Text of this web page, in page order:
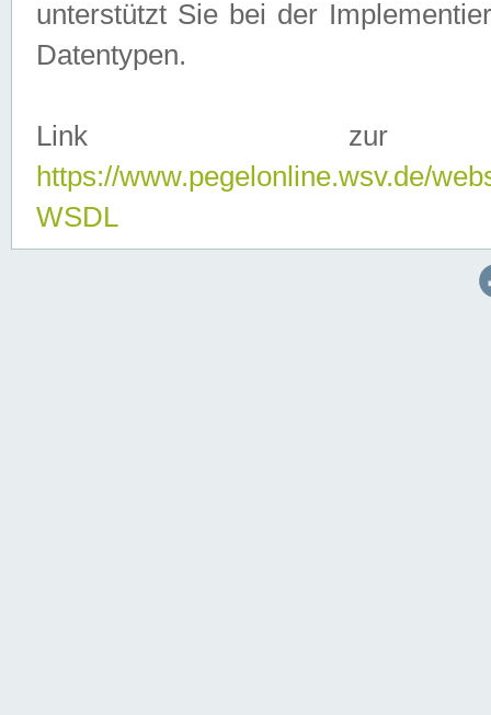
unterstützt Sie bei der
Datentypen.
Link zur
https://www.pegelonline.wsv.de/
WSDL